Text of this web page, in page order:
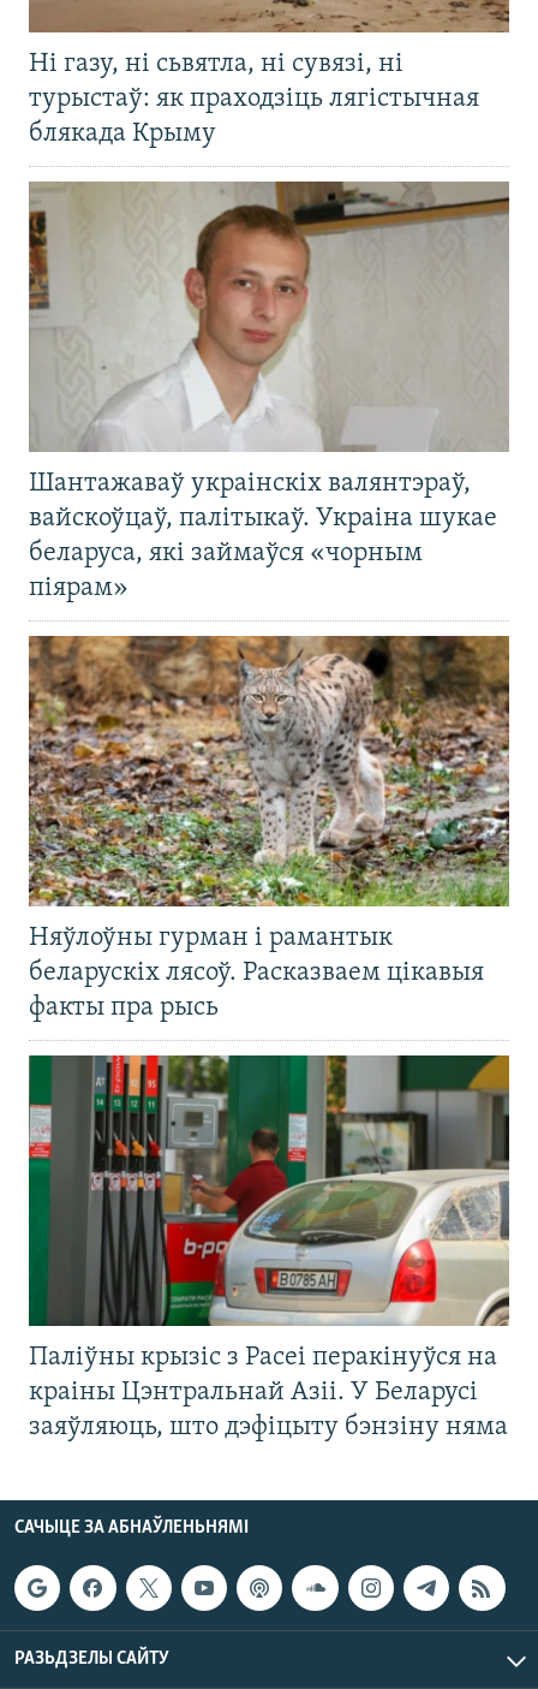
Ні газу, ні сьвятла, ні сувязі, ні
турыстаў: як праходзіць лягістычная
блякада Крыму
Шантажаваў украінскіх валянтэраў,
вайскоўцаў, палітыкаў. Украіна шукае
беларуса, які займаўся «чорным
піярам»
Няўлоўны гурман і рамантык
беларускіх лясоў. Расказваем цікавыя
факты пра рысь
Паліўны крызіс з Расеі перакінуўся на
краіны Цэнтральнай Азіі. У Беларусі
заяўляюць, што дэфіцыту бэнзіну няма
САЧЫЦЕ ЗА АБНАЎЛЕНЬНЯМІ
РАЗЬДЗЕЛЫ САЙТУ